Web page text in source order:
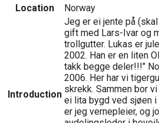
Location Norway
Introduction
Jeg er ei jente på
gift med Lars-Ivar og
trollgutter. Lukas er
2002. Han er en liten
takk begge deler!!!"
2006. Her har vi
skrekk. Sammen bor
ei lita bygd ved sjøen
er jeg vernepleier, og